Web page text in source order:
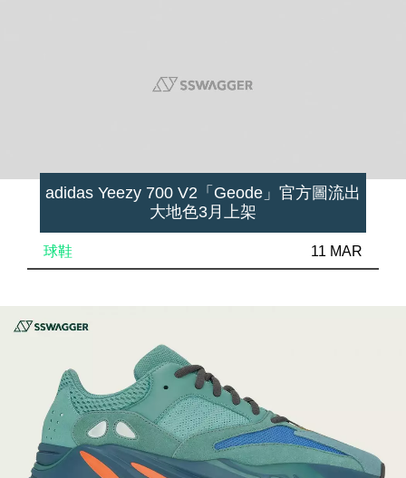
adidas Yeezy 700 V2「Geode」官方圖流出
大地色3月上架
球鞋 11 MAR